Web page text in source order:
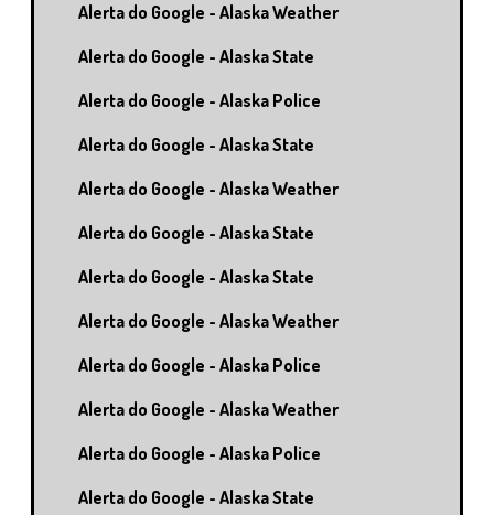
Alerta do Google - Alaska Weather
Alerta do Google - Alaska State
Alerta do Google - Alaska Police
Alerta do Google - Alaska State
Alerta do Google - Alaska Weather
Alerta do Google - Alaska State
Alerta do Google - Alaska State
Alerta do Google - Alaska Weather
Alerta do Google - Alaska Police
Alerta do Google - Alaska Weather
Alerta do Google - Alaska Police
Alerta do Google - Alaska State